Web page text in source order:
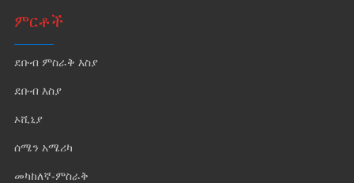
ምርቶች
ደቡብ ምስራቅ እስያ
ደቡብ እስያ
ኦሺኒያ
ሰሜን አሜሪካ
መካከለኛ-ምስራቅ